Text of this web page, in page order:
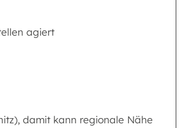
agiert
damit kann regionale Nähe